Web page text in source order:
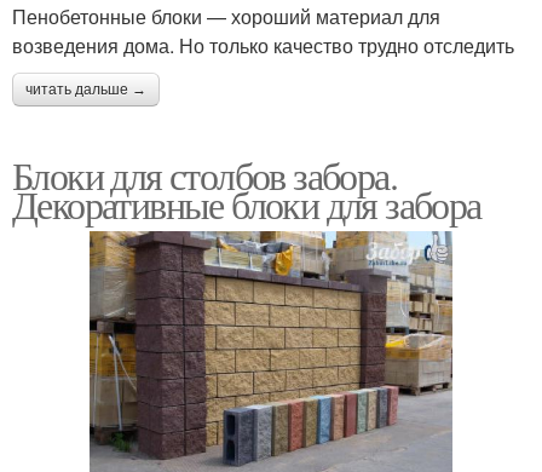
Пенобетонные блоки — хороший материал для
возведения дома. Но только качество трудно отследить
читать дальше →
Блоки для столбов забора.
Декоративные блоки для забора